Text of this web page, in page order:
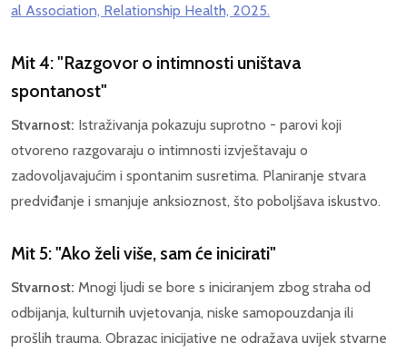
al Association, Relationship Health, 2025.
Mit 4: "Razgovor o intimnosti uništava
spontanost"
Stvarnost: Istraživanja pokazuju suprotno - parovi koji
otvoreno razgovaraju o intimnosti izvještavaju o
zadovoljavajućim i spontanim susretima. Planiranje stvara
predviđanje i smanjuje anksioznost, što poboljšava iskustvo.
Mit 5: "Ako želi više, sam će inicirati"
Stvarnost: Mnogi ljudi se bore s iniciranjem zbog straha od
odbijanja, kulturnih uvjetovanja, niske samopouzdanja ili
prošlih trauma. Obrazac inicijative ne odražava uvijek stvarne